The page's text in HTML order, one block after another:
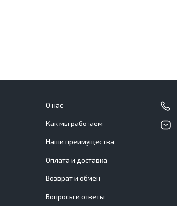
О нас
Как мы работаем
Наши преимущества
Оплата и доставка
Возврат и обмен
Вопросы и ответы